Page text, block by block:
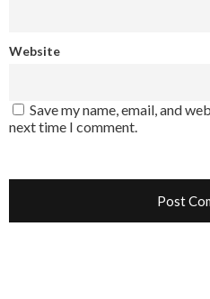
Website
Save my name, email, and
next time I comment.